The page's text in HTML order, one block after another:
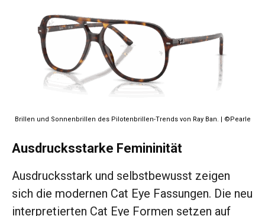
Brillen und Sonnenbrillen des Pilotenbrillen-Trends von Ray Ban. | ©Pearle
Ausdrucksstarke Femininität
Ausdrucksstark und selbstbewusst zeigen
sich die modernen Cat Eye Fassungen. Die neu
interpretierten Cat Eye Formen setzen auf